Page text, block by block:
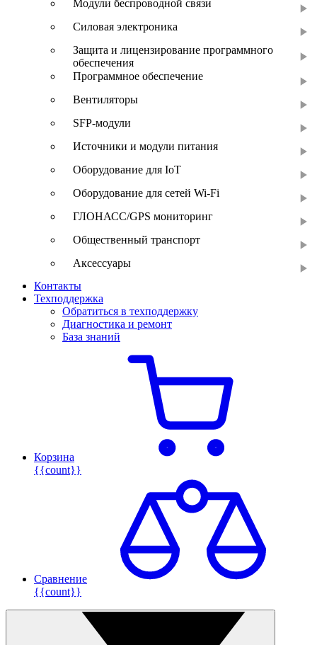
Модули беспроводной связи
Силовая электроника
Защита и лицензирование программного
обеспечения
Программное обеспечение
Вентиляторы
SFP-модули
Источники и модули питания
Оборудование для IoT
Оборудование для сетей Wi-Fi
ГЛОНАСС/GPS мониторинг
Общественный транспорт
Аксессуары
Контакты
Техподдержка
Обратиться в техподдержку
Диагностика и ремонт
База знаний
Корзина
{{count}}
Сравнение
{{count}}